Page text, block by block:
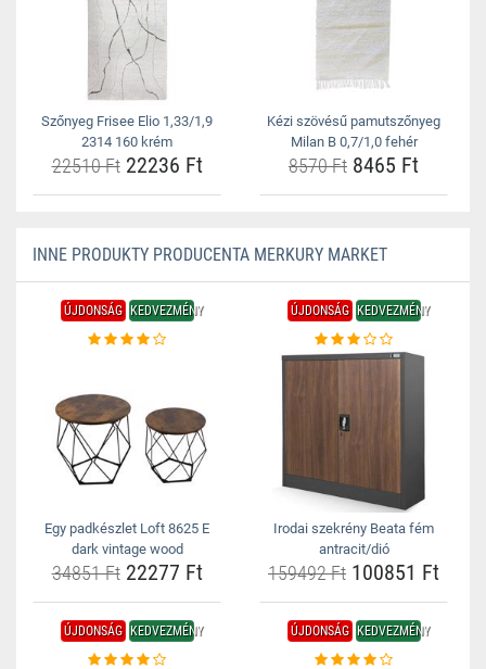
Szőnyeg Frisee Elio 1,33/1,9
2314 160 krém
22510 Ft22236 Ft
Kézi szövésű pamutszőnyeg
Milan B 0,7/1,0 fehér
8570 Ft 8465 Ft
INNE PRODUKTY PRODUCENTA MERKURY MARKET
ÚJDONSÁG KEDVEZMÉNY
Egy padkészlet Loft 8625 E
dark vintage wood
34851 Ft22277 Ft
ÚJDONSÁG KEDVEZMÉNY
Irodai szekrény Beata fém
antracit/dió
159492 Ft 100851 Ft
ÚJDONSÁG KEDVEZMÉNY ÚJDONSÁG KEDVEZMÉNY